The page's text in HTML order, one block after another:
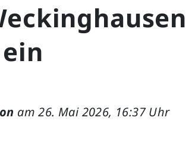
am 26. Mai 2026, 16:37 Uhr